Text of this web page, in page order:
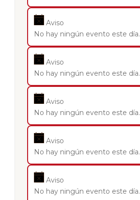
Aviso
No hay ningún evento este día.
Aviso
No hay ningún evento este día.
Aviso
No hay ningún evento este día.
Aviso
No hay ningún evento este día.
Aviso
No hay ningún evento este día.